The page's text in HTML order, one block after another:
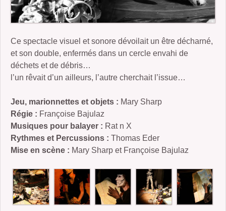
2004 : Braise
2001 : Buckauer Bankett
2000 : Le Petit Poucet
Ce spectacle visuel et sonore dévoilait un être décharné,
et son double, enfermés dans un cercle envahi de
déchets et de débris…
l’un rêvait d’un ailleurs, l’autre cherchait l’issue…
Jeu, marionnettes et objets : Mary Sharp
Régie : Françoise Bajulaz
Musiques pour balayer : Rat n X
Rythmes et Percussions : Thomas Eder
Mise en scène : Mary Sharp et Françoise Bajulaz